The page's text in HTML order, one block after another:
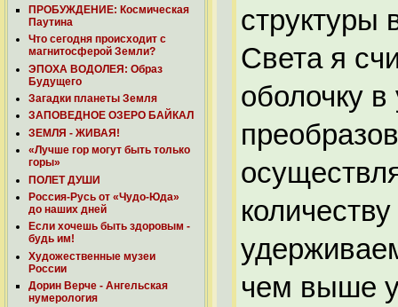
ПРОБУЖДЕНИЕ: Космическая
Паутина
Что сегодня происходит с
магнитосферой Земли?
ЭПОХА ВОДОЛЕЯ: Образ
Будущего
Загадки планеты Земля
ЗАПОВЕДНОЕ ОЗЕРО БАЙКАЛ
ЗЕМЛЯ - ЖИВАЯ!
«Лучше гор могут быть только
горы»
ПОЛЕТ ДУШИ
Россия-Русь от «Чудо-Юда»
до наших дней
Если хочешь быть здоровым -
будь им!
Художественные музеи
России
Дорин Верче - Ангельская
нумерология
Света я
оболочку
чем выше